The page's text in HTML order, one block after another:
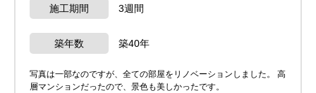
施工期間 3週間
築年数 築40年
写真は一部なのですが、全ての部屋をリノベーションしました。 高
層マンションだったので、景色も美しかったです。